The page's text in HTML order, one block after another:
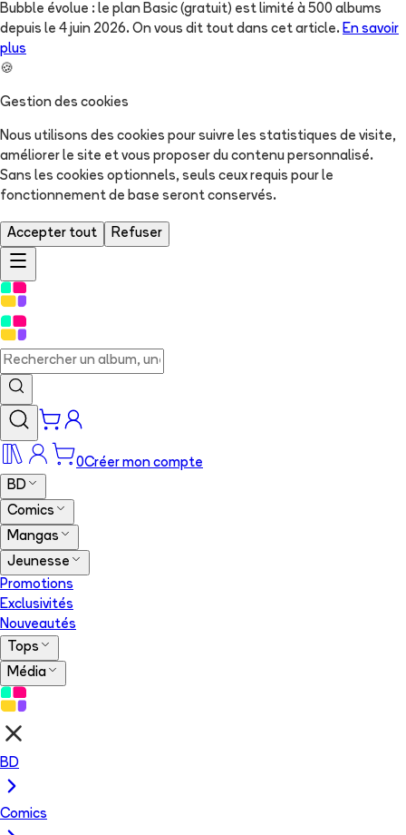
Bubble évolue : le plan Basic (gratuit) est limité à 500 albums
depuis le 4 juin 2026. On vous dit tout dans cet article. En savoir
plus
🍪
Gestion des cookies
Nous utilisons des cookies pour suivre les statistiques de visite,
améliorer le site et vous proposer du contenu personnalisé.
Sans les cookies optionnels, seuls ceux requis pour le
fonctionnement de base seront conservés.
Accepter tout Refuser
0Créer mon compte
BD
Comics
Mangas
Jeunesse
Promotions
Exclusivités
Nouveautés
Tops
Média
BD
Comics